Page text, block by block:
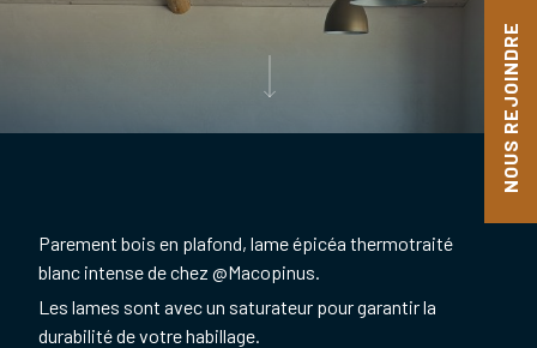
NOUS REJOINDRE
Parement bois en plafond, lame épicéa thermotraité
blanc intense de chez @Macopinus.
Les lames sont avec un saturateur pour garantir la
durabilité de votre habillage.